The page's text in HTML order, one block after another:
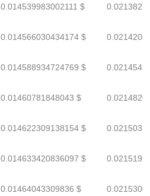
0.014539983002111 $
0.014566030434174 $
0.014588934724769 $
0.01460781848043 $
0.014622309138154 $
0.014633420836097 $
0.01464043309836 $